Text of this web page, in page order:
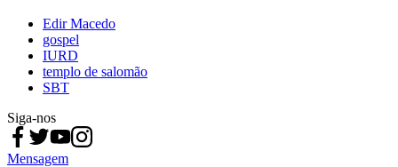
Edir Macedo
gospel
IURD
templo de salomão
SBT
Siga-nos
Mensagem